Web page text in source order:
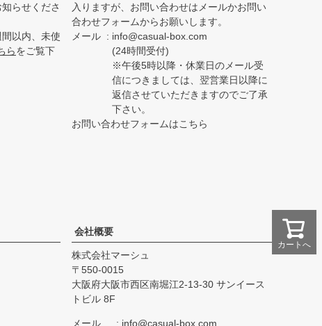
カートへ
らせくださ
以内、未使
らをご覧下
入りますが、お問い合わせはメールかお問い
合わせフォームからお願いします。
メール
info@casual-box.com
(24時間受付)
※午後5時以降・休業日のメール受
信につきましては、翌営業日以降に
返信させていただきますのでご了承
下さい。
お問い合わせフォームはこちら
会社概要
株式会社マーシュ
550-0015
大阪府大阪市西区南堀江2-13-30 サンイース
トビル 8F
メール info@casual-box.com